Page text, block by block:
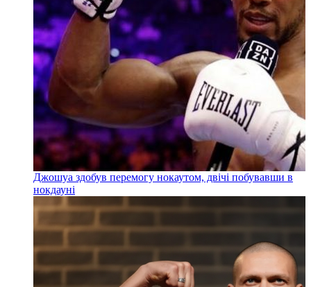
Джошуа здобув перемогу нокаутом, двічі побувавши в
нокдауні